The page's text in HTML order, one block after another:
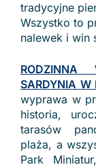
tradycyjne
Wszystko to
nalewek i win
SARDYNIA W
wyprawa w
historia,
tarasów
plaża, a
Park